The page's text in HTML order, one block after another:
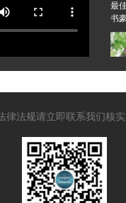
最
书
最
法规请立即联系我们核实